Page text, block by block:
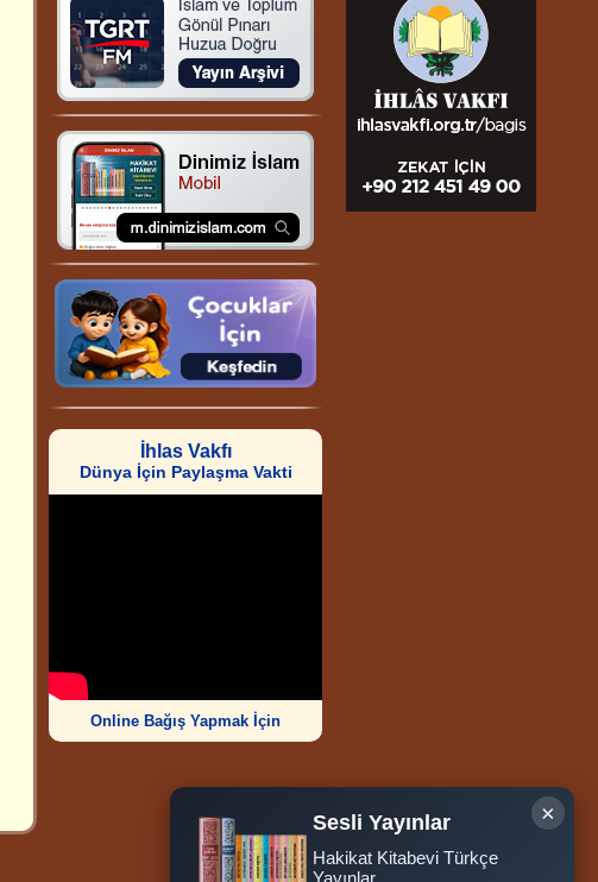
İhlas Vakfı
Dünya İçin Paylaşma Vakti
Online Bağış Yapmak İçin
Ziyaretçi Sayısı
252.008.196
×
Sesli Yayınlar
Hakikat Kitabevi Türkçe
Yayınlar